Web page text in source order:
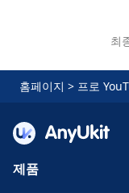
최
홈페이지 > 프로
제품